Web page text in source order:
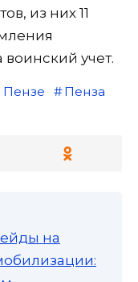
из них 11
учет.
Пензе
Пенза
на